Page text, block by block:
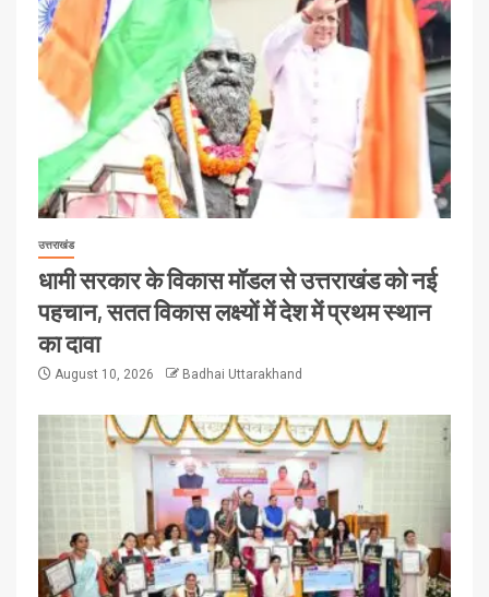
उत्तराखंड
धामी सरकार के विकास मॉडल से उत्तराखंड को नई
पहचान, सतत विकास लक्ष्यों में देश में प्रथम स्थान
का दावा
August 10, 2026 Badhai Uttarakhand